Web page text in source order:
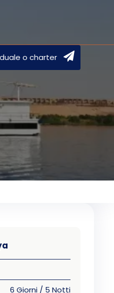
o charter
6 Giorni / 5 Notti